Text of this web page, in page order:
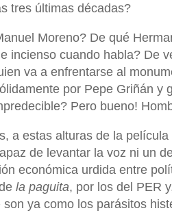
tres últimas décadas?
Moreno? De qué
incienso cuando habla? De
va a enfrentarse al
por Pepe Griñán y
Pero bueno!
a estas alturas de la
de levantar la voz ni un
económica urdida entre
la paguita, por los del PER
ya como los parásitos